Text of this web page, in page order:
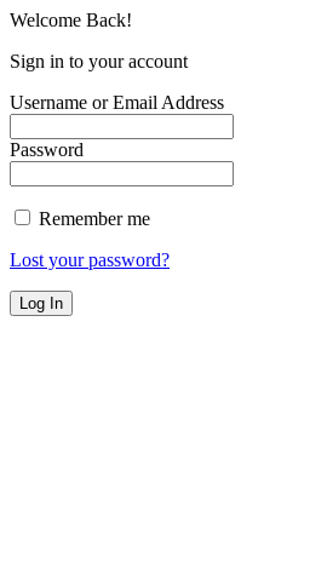
Welcome Back!
Sign in to your account
Username or Email Address
Password
Remember me
Lost your password?